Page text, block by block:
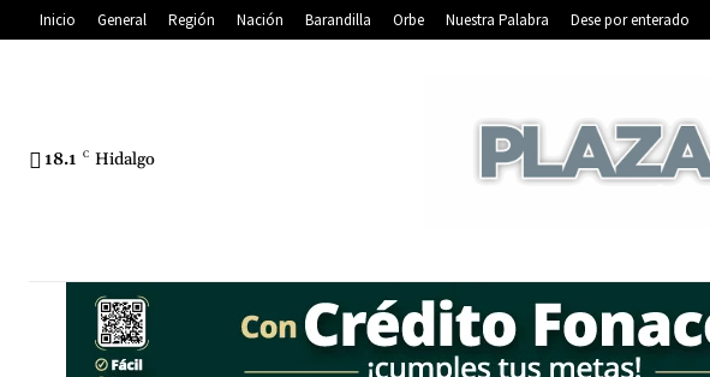
Inicio General Región Nación Barandilla Orbe Nuestra Palabra Dese por enterado
18.1 C Hidalgo